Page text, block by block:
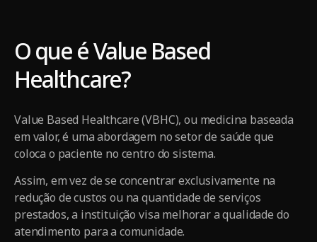
O que é Value Based
Healthcare?
Value Based Healthcare (VBHC), ou medicina baseada
em valor, é uma abordagem no setor de saúde que
coloca o paciente no centro do sistema.
Assim, em vez de se concentrar exclusivamente na
redução de custos ou na quantidade de serviços
prestados, a instituição visa melhorar a qualidade do
atendimento para a comunidade.